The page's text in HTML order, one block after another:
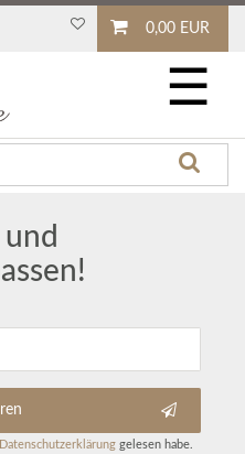
0,00 EUR
☰
Daten­schutz­erklärunggelesen habe.